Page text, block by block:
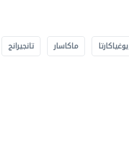
يوغياكارتا ماكاسار تانجيرانج